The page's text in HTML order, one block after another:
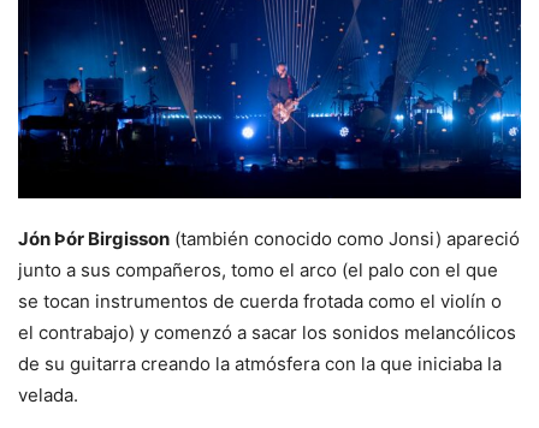
Jón Þór Birgisson (también conocido como Jonsi) apareció
junto a sus compañeros, tomo el arco (el palo con el que
se tocan instrumentos de cuerda frotada como el violín o
el contrabajo) y comenzó a sacar los sonidos melancólicos
de su guitarra creando la atmósfera con la que iniciaba la
velada.